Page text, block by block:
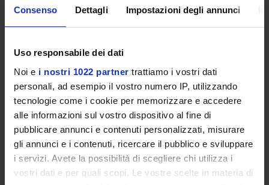
Consenso Dettagli Impostazioni degli annunci
Uso responsabile dei dati
Noi e i nostri 1022 partner trattiamo i vostri dati
personali, ad esempio il vostro numero IP, utilizzando
tecnologie come i cookie per memorizzare e accedere
alle informazioni sul vostro dispositivo al fine di
pubblicare annunci e contenuti personalizzati, misurare
gli annunci e i contenuti, ricercare il pubblico e sviluppare
i servizi. Avete la possibilità di scegliere chi utilizza i
vostri dati e per quali scopi. Le vostre scelte in materia di
Modera: Claudia CELLETTI
9 maggio 2025 | ore 16:00
NANOTECNOLOGIE AL SERVIZIO DELLA SALUTE
Virginia CAMPANI